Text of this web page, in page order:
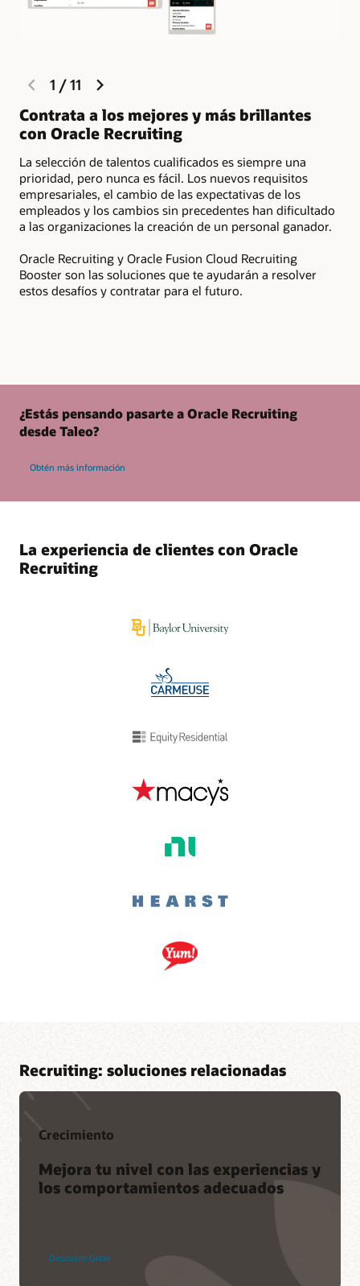
previous
slide
1 /11
Contrata a los mejores y más brillantes
con Oracle Recruiting
La selección de talentos cualificados es siempre una
prioridad, pero nunca es fácil. Los nuevos requisitos
empresariales, el cambio de las expectativas de los
empleados y los cambios sin precedentes han dificultado
a las organizaciones la creación de un personal ganador.
Oracle Recruiting y Oracle Fusion Cloud Recruiting
Booster son las soluciones que te ayudarán a resolver
estos desafíos y contratar para el futuro.
¿Estás pensando pasarte a Oracle Recruiting
desde Taleo?
Obtén más información
La experiencia de clientes con Oracle
Recruiting
Recruiting: soluciones relacionadas
Crecimiento
Mejora tu nivel con las experiencias y
los comportamientos adecuados
Descubre Grow